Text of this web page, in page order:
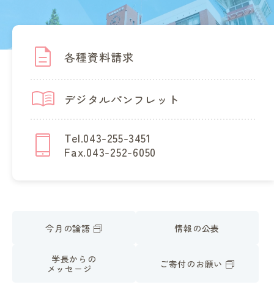
各種資料請求
デジタルパンフレット
Tel.043-255-3451
Fax.043-252-6050
今月の論語 情報の公表
学長からの
メッセージ
ご寄付のお願い